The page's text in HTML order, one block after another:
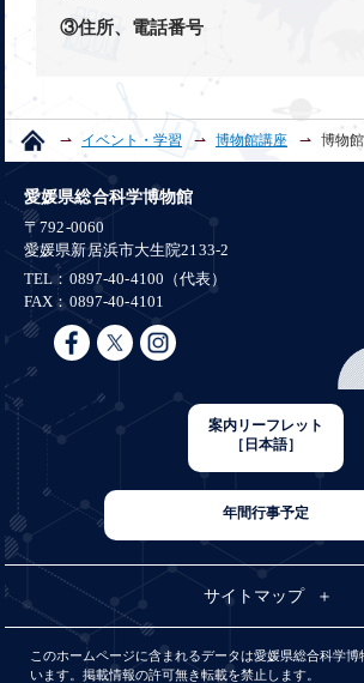
③住所、電話番号
イベント・学習 博物館講座 博物
愛媛県総合科学博物館
〒792-0060
愛媛県新居浜市大生院2133-2
TEL：0897-40-4100（代表）
FAX：0897-40-4101
案内リーフレット
［日本語］
年間行事予定
サイトマップ
このホームページに含まれるデータは愛媛県総合科学
います。掲載情報の許可無き転載を禁止します。